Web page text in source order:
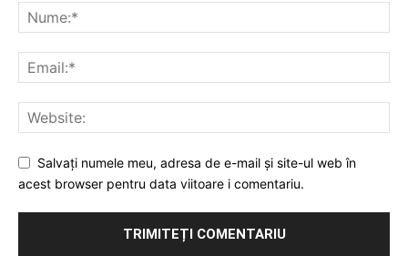
Salvați numele meu, adresa de e-mail și site-ul web în
acest browser pentru data viitoare i comentariu.